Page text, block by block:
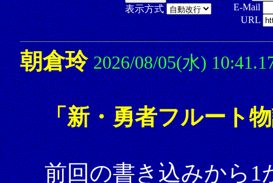
表示方式
E-Mail
URL
朝倉玲 2026/08/05(水)
「新・勇者フルート
前回の書き込みから1